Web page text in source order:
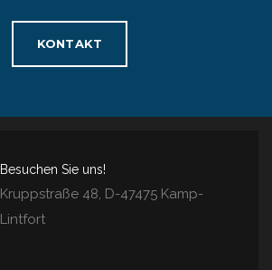
KONTAKT
Besuchen Sie uns!
Kruppstraße 48, D-47475 Kamp-
Lintfort